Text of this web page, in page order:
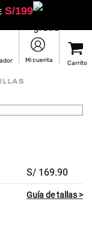
S/199
S/ 169.90